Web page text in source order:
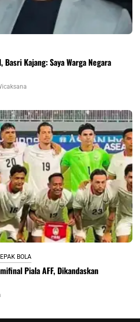
Kajang: Saya Warga Negara
BOLA
Piala AFF, Dikandaskan